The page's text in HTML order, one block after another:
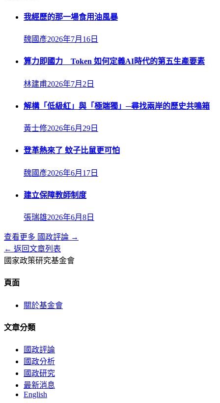
我經歷的那一場食用油風暴
魏國彥2026年7月16日
算力即國力 Token 如何定義AI時代的第五生產要素
林建甫2026年7月2日
解構「低級紅」與「極端獨」─尋找兩岸的歷史共鳴箱
黃士修2026年6月29日
登革熱來了 蚊子比鼠更可怕
魏國彥2026年6月17日
建立保障教師制度
張瑞雄2026年6月8日
查看更多 國政評論 →
← 返回文章列表
國家政策研究基金會
頁面
關於基金會
文章分類
國政評論
國政分析
國政研究
最新消息
English